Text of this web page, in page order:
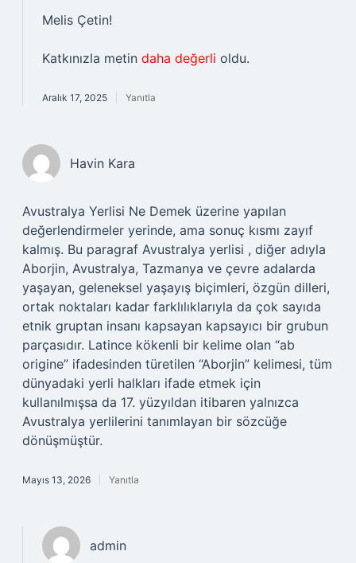
Melis Çetin!
Katkınızla metin daha değerli oldu.
Aralık 17, 2025 Yanıtla
Havin Kara
Avustralya Yerlisi Ne Demek üzerine yapılan
değerlendirmeler yerinde, ama sonuç kısmı zayıf
kalmış. Bu paragraf Avustralya yerlisi , diğer adıyla
Aborjin, Avustralya, Tazmanya ve çevre adalarda
yaşayan, geleneksel yaşayış biçimleri, özgün dilleri,
ortak noktaları kadar farklılıklarıyla da çok sayıda
etnik gruptan insanı kapsayan kapsayıcı bir grubun
parçasıdır. Latince kökenli bir kelime olan “ab
origine” ifadesinden türetilen “Aborjin” kelimesi, tüm
dünyadaki yerli halkları ifade etmek için
kullanılmışsa da 17. yüzyıldan itibaren yalnızca
Avustralya yerlilerini tanımlayan bir sözcüğe
dönüşmüştür.
Mayıs 13, 2026 Yanıtla
admin